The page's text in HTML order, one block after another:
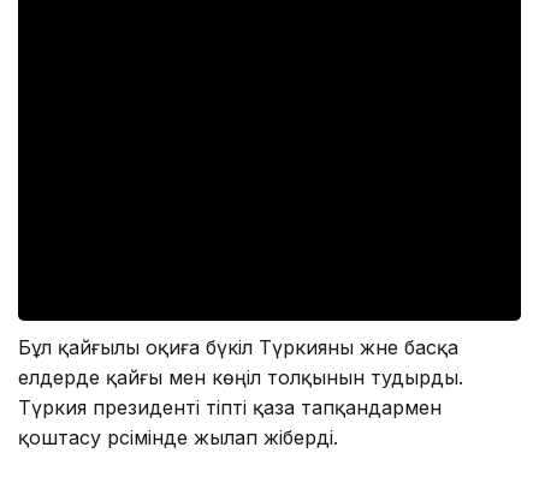
Бұл қайғылы оқиға бүкіл Түркияны және басқа
елдерде қайғы мен көңіл толқынын тудырды.
Түркия президенті тіпті қаза тапқандармен
қоштасу рәсімінде жылап жіберді.